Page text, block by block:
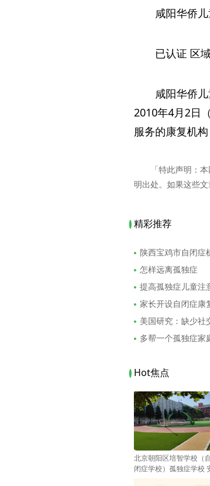
咸阳华侨
已认证 区
咸阳华侨
2010年4月2日
服务的康复机构
「特此声明：
明出处。如果这些
精彩推荐
陕西宝鸡市自闭症
怎样远离孤独症
提高孤独症儿童注
家长开设自闭症康
美国研究：缺少社
多帮一个孤独症家
Hot焦点
北京朝阳区培智学校（自
闭症学校）孤独症学校